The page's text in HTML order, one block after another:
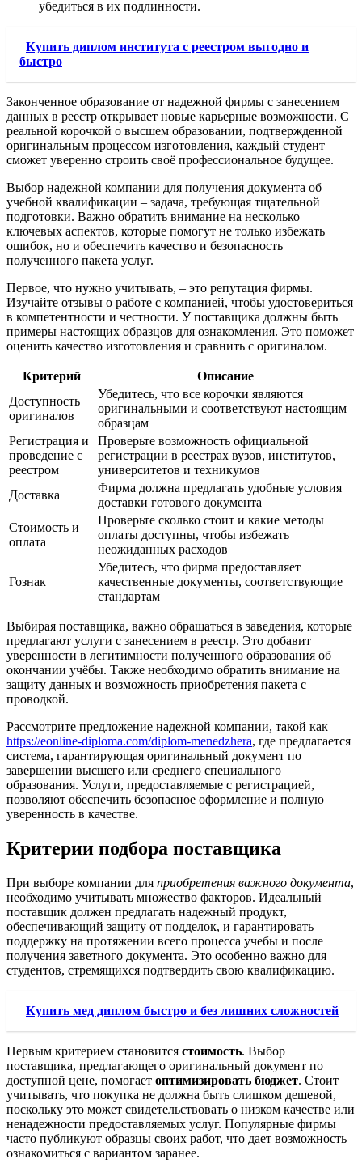
убедиться в их подлинности.
Купить диплом института с реестром выгодно и
быстро
Законченное образование от надежной фирмы с занесением
данных в реестр открывает новые карьерные возможности. С
реальной корочкой о высшем образовании, подтвержденной
оригинальным процессом изготовления, каждый студент
сможет уверенно строить своё профессиональное будущее.
Выбор надежной компании для получения документа об
учебной квалификации – задача, требующая тщательной
подготовки. Важно обратить внимание на несколько
ключевых аспектов, которые помогут не только избежать
ошибок, но и обеспечить качество и безопасность
полученного пакета услуг.
Первое, что нужно учитывать, – это репутация фирмы.
Изучайте отзывы о работе с компанией, чтобы удостовериться
в компетентности и честности. У поставщика должны быть
примеры настоящих образцов для ознакомления. Это поможет
оценить качество изготовления и сравнить с оригиналом.
Критерий
Описание
Доступность
оригиналов
Убедитесь, что все корочки являются
оригинальными и соответствуют настоящим
образцам
Регистрация и
проведение с
реестром
Проверьте возможность официальной
регистрации в реестрах вузов, институтов,
университетов и техникумов
Доставка
Фирма должна предлагать удобные условия
доставки готового документа
Стоимость и
оплата
Проверьте сколько стоит и какие методы
оплаты доступны, чтобы избежать
неожиданных расходов
Гознак
Убедитесь, что фирма предоставляет
качественные документы, соответствующие
стандартам
Выбирая поставщика, важно обращаться в заведения, которые
предлагают услуги с занесением в реестр. Это добавит
уверенности в легитимности полученного образования об
окончании учёбы. Также необходимо обратить внимание на
защиту данных и возможность приобретения пакета с
проводкой.
Рассмотрите предложение надежной компании, такой как
https://eonline-diploma.com/diplom-menedzhera, где предлагается
система, гарантирующая оригинальный документ по
завершении высшего или среднего специального
образования. Услуги, предоставляемые с регистрацией,
позволяют обеспечить безопасное оформление и полную
уверенность в качестве.
Критерии подбора поставщика
При выборе компании для приобретения важного документа,
необходимо учитывать множество факторов. Идеальный
поставщик должен предлагать надежный продукт,
обеспечивающий защиту от подделок, и гарантировать
поддержку на протяжении всего процесса учебы и после
получения заветного документа. Это особенно важно для
студентов, стремящихся подтвердить свою квалификацию.
Купить мед диплом быстро и без лишних сложностей
Первым критерием становится стоимость. Выбор
поставщика, предлагающего оригинальный документ по
доступной цене, помогает оптимизировать бюджет. Стоит
учитывать, что покупка не должна быть слишком дешевой,
поскольку это может свидетельствовать о низком качестве или
ненадежности предоставляемых услуг. Популярные фирмы
часто публикуют образцы своих работ, что дает возможность
ознакомиться с вариантом заранее.